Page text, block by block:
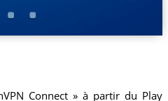
Connect » à partir du Play